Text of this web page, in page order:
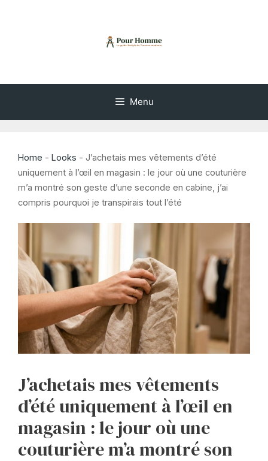
Menu
Home - Looks - J’achetais mes vêtements d’été
uniquement à l’œil en magasin : le jour où une couturière
m’a montré son geste d’une seconde en cabine, j’ai
compris pourquoi je transpirais tout l’été
J’achetais mes vêtements
d’été uniquement à l’œil en
magasin : le jour où une
couturière m’a montré son